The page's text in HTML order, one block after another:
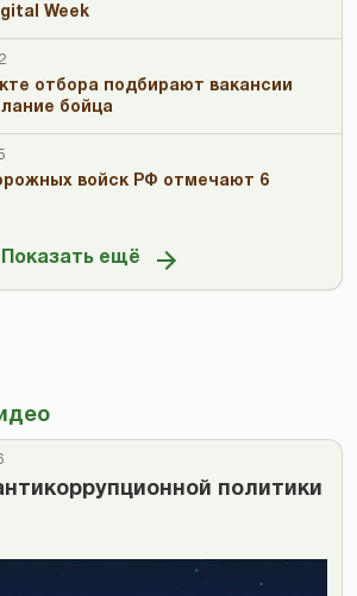
Week
отбора подбирают вакансии
бойца
войск РФ отмечают 6
Показать ещё
политики